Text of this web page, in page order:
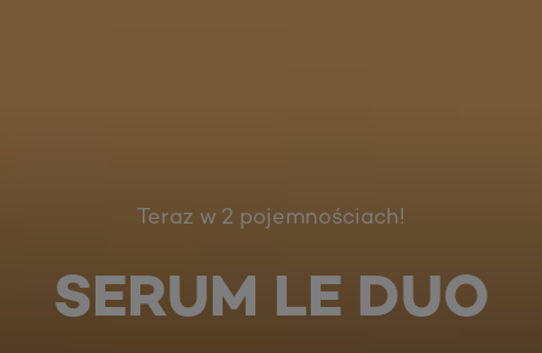
Teraz w 2 pojemnościach!
SERUM LE DUO